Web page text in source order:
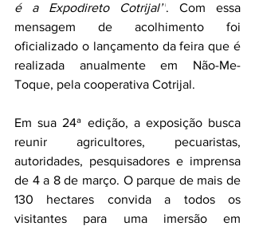
é a Expodireto Cotrijal’’. Com essa
mensagem de acolhimento foi
oficializado o lançamento da feira que é
realizada anualmente em Não-Me-
Toque, pela cooperativa Cotrijal.
Em sua 24ª edição, a exposição busca
reunir agricultores, pecuaristas,
autoridades, pesquisadores e imprensa
de 4 a 8 de março. O parque de mais de
130 hectares convida a todos os
visitantes para uma imersão em